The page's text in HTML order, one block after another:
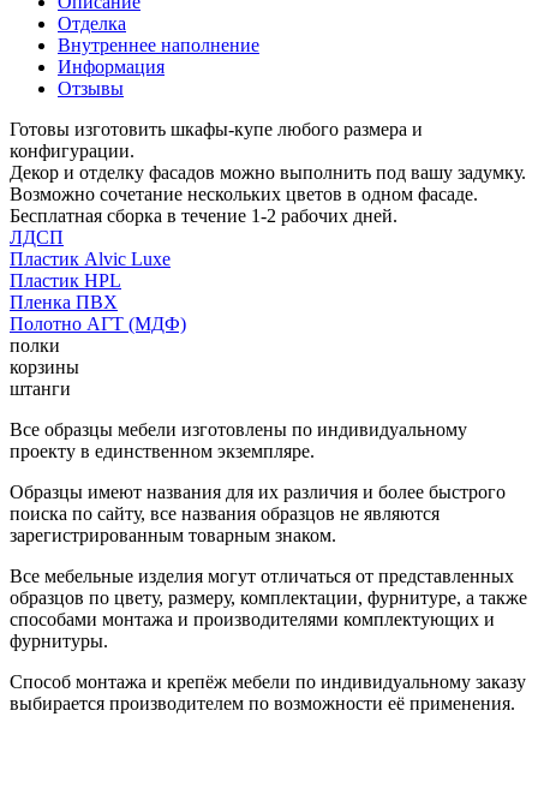
Отделка
Внутреннее наполнение
Информация
Отзывы
Готовы изготовить шкафы-купе любого размера и
конфигурации.
Декор и отделку фасадов можно выполнить под вашу задумку.
Возможно сочетание нескольких цветов в одном фасаде.
Бесплатная сборка в течение 1-2 рабочих дней.
ЛДСП
Пластик Alvic Luxe
Пластик HPL
Пленка ПВХ
Полотно АГТ (МДФ)
полки
корзины
штанги
Все образцы мебели изготовлены по индивидуальному
проекту в единственном экземпляре.
Образцы имеют названия для их различия и более быстрого
поиска по сайту, все названия образцов не являются
зарегистрированным товарным знаком.
Все мебельные изделия могут отличаться от представленных
образцов по цвету, размеру, комплектации, фурнитуре, а также
способами монтажа и производителями комплектующих и
фурнитуры.
Способ монтажа и крепёж мебели по индивидуальному заказу
выбирается производителем по возможности её применения.